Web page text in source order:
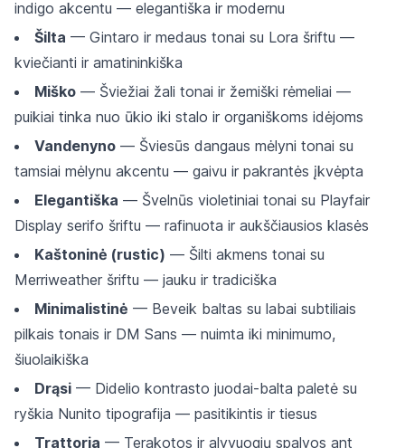
indigo akcentu — elegantiška ir modernu
Šilta — Gintaro ir medaus tonai su Lora šriftu —
kviečianti ir amatininkiška
Miško — Šviežiai žali tonai ir žemiški rėmeliai —
puikiai tinka nuo ūkio iki stalo ir organiškoms idėjoms
Vandenyno — Šviesūs dangaus mėlyni tonai su
tamsiai mėlynu akcentu — gaivu ir pakrantės įkvėpta
Elegantiška — Švelnūs violetiniai tonai su Playfair
Display serifo šriftu — rafinuota ir aukščiausios klasės
Kaštoninė (rustic) — Šilti akmens tonai su
Merriweather šriftu — jauku ir tradiciška
Minimalistinė — Beveik baltas su labai subtiliais
pilkais tonais ir DM Sans — nuimta iki minimumo,
šiuolaikiška
Drąsi — Didelio kontrasto juodai-balta paletė su
ryškia Nunito tipografija — pasitikintis ir tiesus
Trattoria — Terakotos ir alyvuogių spalvos ant